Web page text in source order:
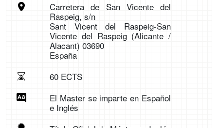
Carretera de San Vicente del
Raspeig, s/n
Sant Vicent del Raspeig-San
Vicente del Raspeig (Alicante /
Alacant) 03690
España
60 ECTS
El Master se imparte en Español
e Inglés